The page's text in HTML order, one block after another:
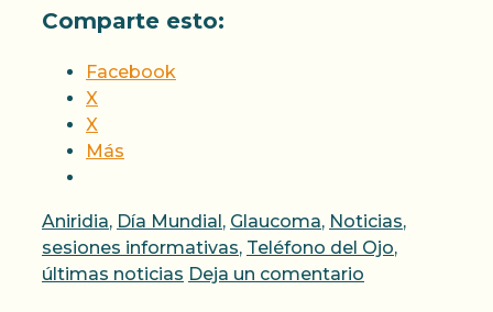
Comparte esto:
Facebook
X
X
Más
Categorías
Aniridia, Día Mundial, Glaucoma, Noticias,
sesiones informativas, Teléfono del Ojo,
últimas noticias Deja un comentario